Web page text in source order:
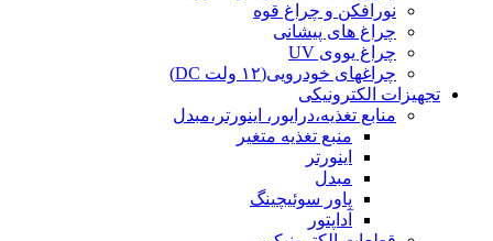
نورافکن و چراغ قوه
چراغ های پیشانی
چراغ یووی UV
چراغهای خودرویی(۱۲ ولت DC)
تجهیزات الکترونیکی
منابع تغذیه،درایور، اینورتر،مبدل
منبع تغذیه متغیر
اینورتر
مبدل
پاور سوئیچینگ
آداپتور